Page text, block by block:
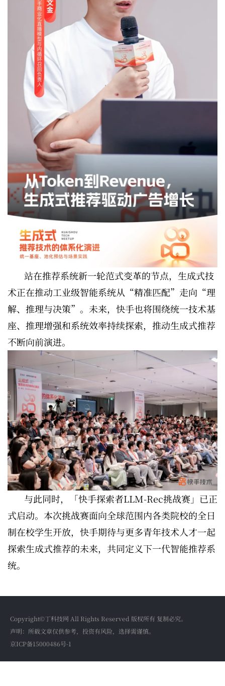
站在推荐系统新一轮范式变革的节点，生成式技
术正在推动工业级智能系统从“精准匹配”走向“理
解、推理与决策”。未来，快手也将围绕统一技术基
座、推理增强和系统效率持续探索，推动生成式推荐
不断向前演进。
与此同时，「快手探索者LLM-Rec挑战赛」已正
式启动。本次挑战赛面向全球范围内各类院校的全日
制在校学生开放，快手期待与更多青年技术人才一起
探索生成式推荐的未来，共同定义下一代智能推荐系
统。
Copyright©丁科技网 All Rights Reserved 版权所有 复制必究。
声明：所载文章仅供参考，投资有风险，选择需谨慎。
京ICP备15000486号-1